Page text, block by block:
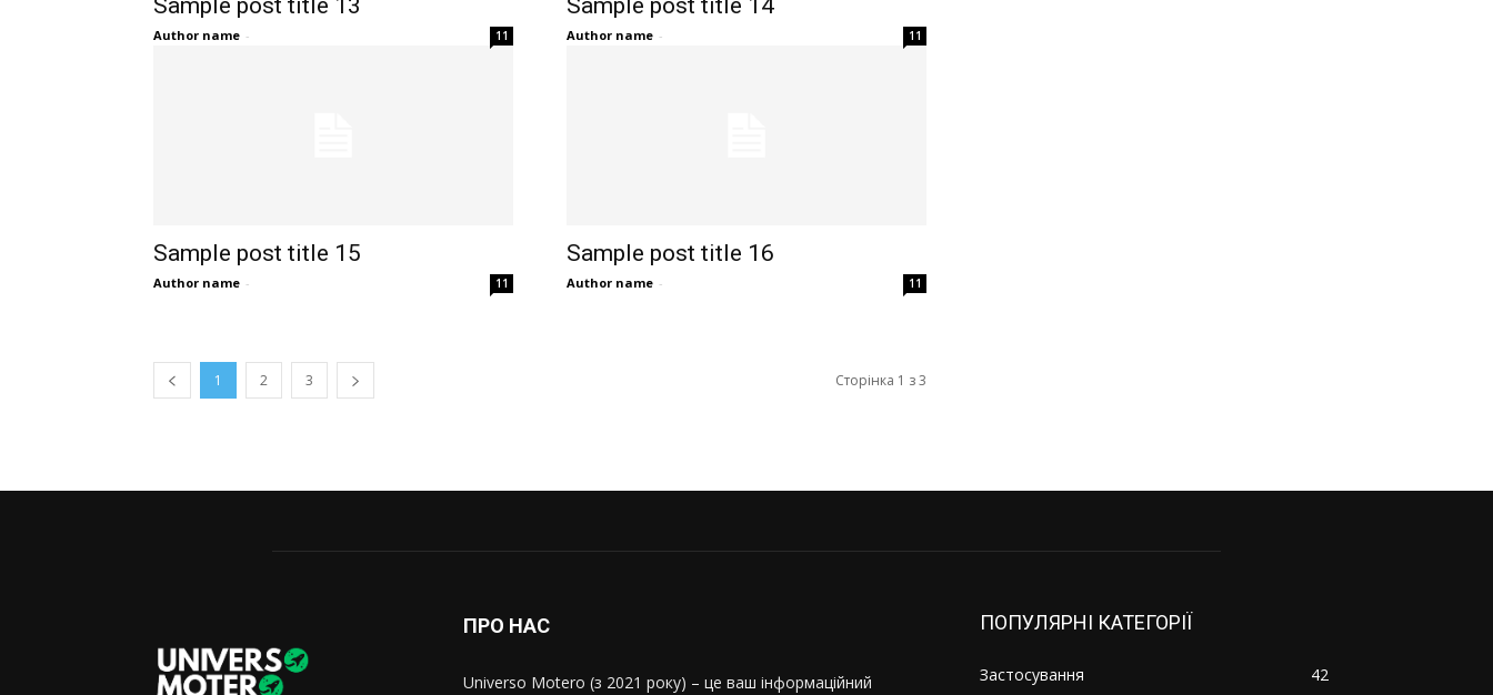
Sample post title 13
Author name - 11
Sample post title 14
Author name - 11
Sample post title 15
Author name - 11
Sample post title 16
Author name - 11
1 2 3 Сторінка 1 з 3
ПРО НАС
Universo Motero (з 2021 року) – це ваш інформаційний
ПОПУЛЯРНІ КАТЕГОРІЇ
Застосування 42